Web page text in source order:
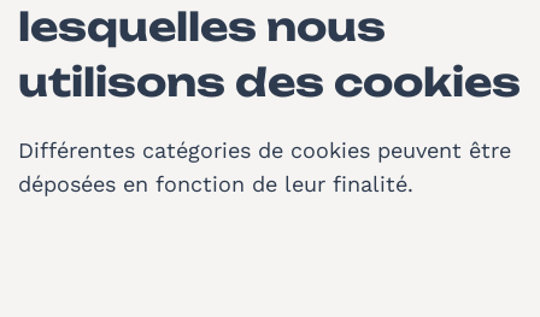
lesquelles nous
utilisons des cookies
Différentes catégories de cookies peuvent être
déposées en fonction de leur finalité.